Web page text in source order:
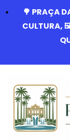
🌳 PRAÇA
CULTURA,